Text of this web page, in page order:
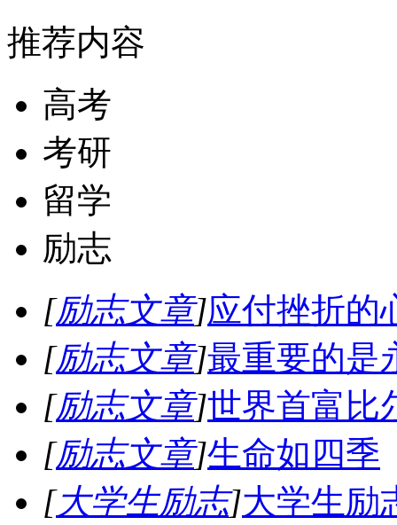
推荐内容
高考
考研
留学
励志
[励志文章]应付挫折的
[励志文章]最重要的是
[励志文章]世界首富比
[励志文章]生命如四季
[大学生励志]大学生励